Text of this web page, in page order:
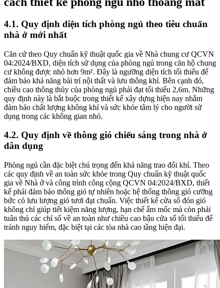
4.1. Quy định diện tích phòng ngủ theo tiêu chuẩn
nhà ở mới nhất
Căn cứ theo Quy chuẩn kỹ thuật quốc gia về Nhà chung cư QCVN
04:2024/BXD, diện tích sử dụng của phòng ngủ trong căn hộ chung
cư không được nhỏ hơn 9m². Đây là ngưỡng diện tích tối thiểu để
đảm bảo khả năng bài trí nội thất và lưu thông khí. Bên cạnh đó,
chiều cao thông thủy của phòng ngủ phải đạt tối thiểu 2,6m. Những
quy định này là bắt buộc trong thiết kế xây dựng hiện nay nhằm
đảm bảo chất lượng không khí và sức khỏe tâm lý cho người sử
dụng trong các không gian nhỏ.
4.2. Quy định về thông gió chiếu sáng trong nhà ở
dân dụng
Phòng ngủ cần đặc biệt chú trọng đến khả năng trao đổi khí. Theo
các quy định về an toàn sức khỏe trong Quy chuẩn kỹ thuật quốc
gia về Nhà ở và công trình công cộng QCVN 04:2024/BXD, thiết
kế phải đảm bảo thông gió tự nhiên hoặc hệ thống thông gió cưỡng
bức có lưu lượng gió tươi đạt chuẩn. Việc thiết kế cửa sổ đón gió
không chỉ giúp tiết kiệm năng lượng, hạn chế ẩm mốc mà còn phải
tuân thủ các chỉ số về an toàn như chiều cao bậu cửa sổ tối thiểu để
tránh nguy hiểm, đặc biệt tại các tòa nhà cao tầng hiện đại.